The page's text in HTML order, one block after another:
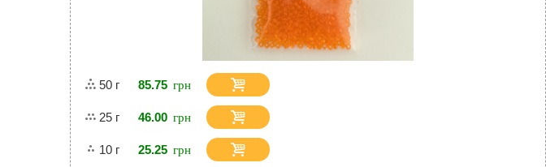
50 г 85.75
25 г 46.00
10 г 25.25